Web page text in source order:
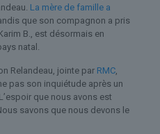
La mère de famille a
que son compagnon a pris
B., est désormais en
natal.
Relandeau, jointe par RMC,
pas son inquiétude après un
que nous avons est
savons que nous devons le